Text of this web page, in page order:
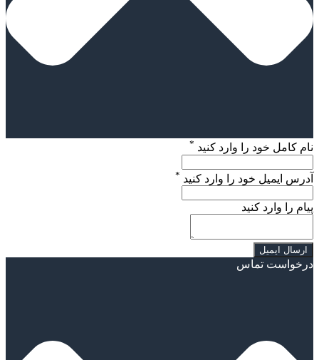
نام کامل خود را وارد کنید *
آدرس ایمیل خود را وارد کنید *
پیام را وارد کنید
درخواست تماس